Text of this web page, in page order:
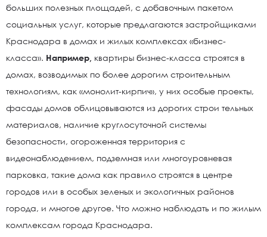
больших полезных площадей, с добавочным пакетом
социальных услуг, которые предлагаются застройщиками
Краснодара в домах и жилых комплексах «бизнес-
класса». Например, квартиры бизнес-класса строятся в
домах, возводимых по более дорогим строительным
технологиям, как «монолит-кирпич», у них особые проекты,
фасады домов облицовываются из дорогих строи тельных
материалов, наличие круглосуточной системы
безопасности, огороженная территория с
видеонаблюдением, подземная или многоуровневая
парковка, такие дома как правило строятся в центре
городов или в особых зеленых и экологичных районов
города, и многое другое. Что можно наблюдать и по жилым
комплексам города Краснодара.